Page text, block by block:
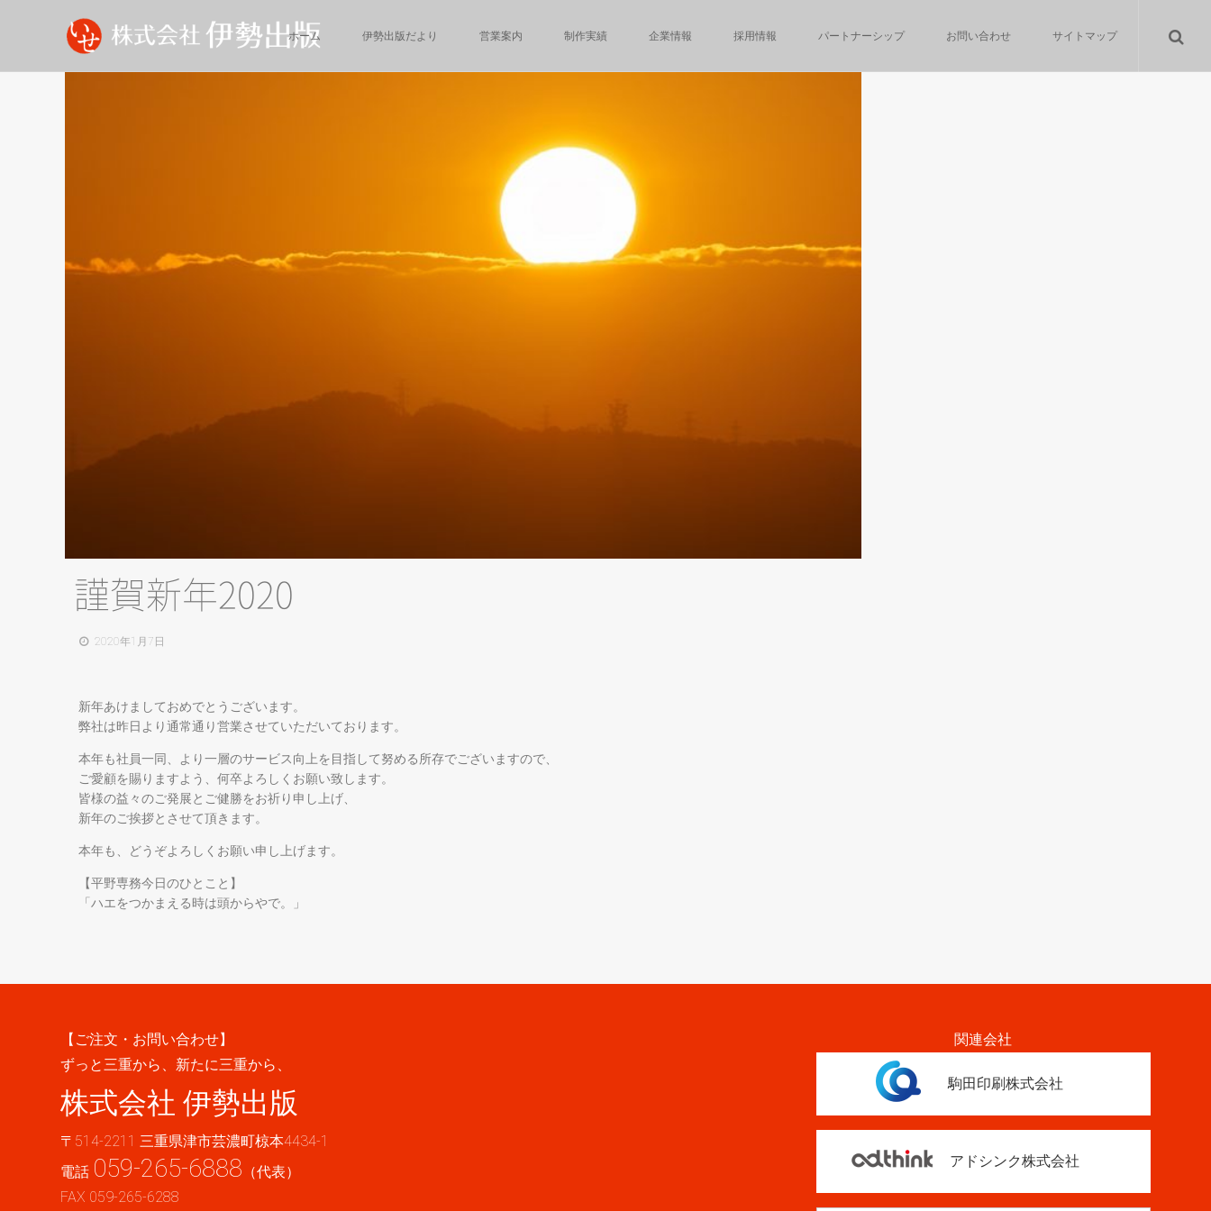
ホーム 伊勢出版だより 営業案内 制作実績 企業情報 採用情報 パートナーシップ お問い合わせ サイトマップ
謹賀新年2020
2020年1月7日
新年あけましておめでとうございます。
弊社は昨日より通常通り営業させていただいております。
本年も社員一同、より一層のサービス向上を目指して努める所存でございますので、
ご愛顧を賜りますよう、何卒よろしくお願い致します。
皆様の益々のご発展とご健勝をお祈り申し上げ、
新年のご挨拶とさせて頂きます。
本年も、どうぞよろしくお願い申し上げます。
【平野専務今日のひとこと】
「ハエをつかまえる時は頭からやで。」
【ご注文・お問い合わせ】
ずっと三重から、新たに三重から、
株式会社 伊勢出版
〒514-2211 三重県津市芸濃町椋本4434-1
電話 059-265-6888 （代表）
FAX 059-265-6288
関連会社
駒田印刷株式会社
アドシンク株式会社